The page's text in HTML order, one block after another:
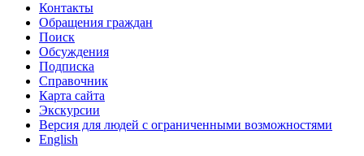
Контакты
Обращения граждан
Поиск
Обсуждения
Подписка
Справочник
Карта сайта
Экскурсии
Версия для людей с ограниченными возможностями
English